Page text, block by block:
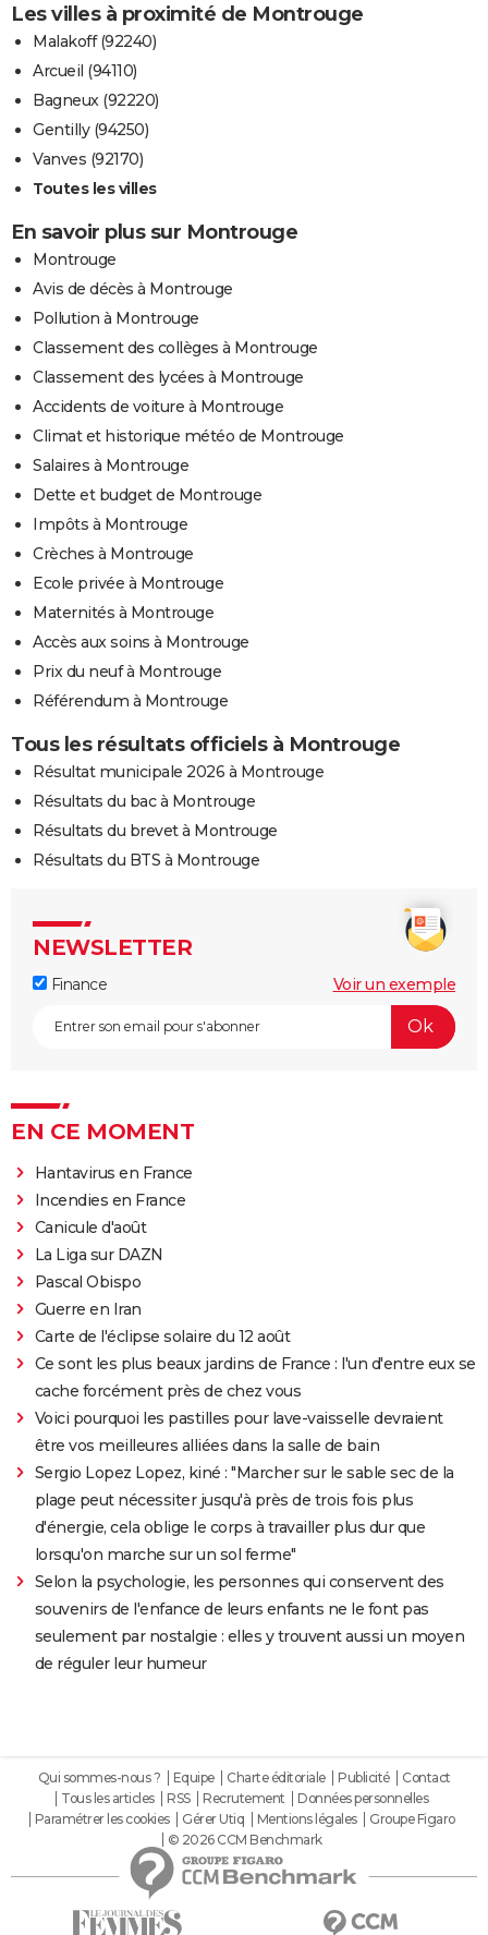
Les villes à proximité de Montrouge
Malakoff (92240)
Arcueil (94110)
Bagneux (92220)
Gentilly (94250)
Vanves (92170)
Toutes les villes
En savoir plus sur Montrouge
Montrouge
Avis de décès à Montrouge
Pollution à Montrouge
Classement des collèges à Montrouge
Classement des lycées à Montrouge
Accidents de voiture à Montrouge
Climat et historique météo de Montrouge
Salaires à Montrouge
Dette et budget de Montrouge
Impôts à Montrouge
Crèches à Montrouge
Ecole privée à Montrouge
Maternités à Montrouge
Accès aux soins à Montrouge
Prix du neuf à Montrouge
Référendum à Montrouge
Tous les résultats officiels à Montrouge
Résultat municipale 2026 à Montrouge
Résultats du bac à Montrouge
Résultats du brevet à Montrouge
Résultats du BTS à Montrouge
NEWSLETTER
Finance Voir un exemple
EN CE MOMENT
Hantavirus en France
Incendies en France
Canicule d'août
La Liga sur DAZN
Pascal Obispo
Guerre en Iran
Carte de l'éclipse solaire du 12 août
Ce sont les plus beaux jardins de France : l'un d'entre eux se
cache forcément près de chez vous
Voici pourquoi les pastilles pour lave-vaisselle devraient
être vos meilleures alliées dans la salle de bain
Sergio Lopez Lopez, kiné : "Marcher sur le sable sec de la
plage peut nécessiter jusqu'à près de trois fois plus
d'énergie, cela oblige le corps à travailler plus dur que
lorsqu'on marche sur un sol ferme"
Selon la psychologie, les personnes qui conservent des
souvenirs de l'enfance de leurs enfants ne le font pas
seulement par nostalgie : elles y trouvent aussi un moyen
de réguler leur humeur
Qui sommes-nous ? Equipe Charte éditoriale Publicité
Contact
Tous les articles
RSS Recrutement
Données personnelles
Paramétrer les cookies
Gérer Utiq Mentions légales
Groupe Figaro
© 2026 CCM Benchmark